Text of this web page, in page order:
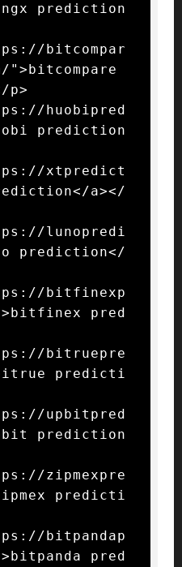
prediction
bitcompar
">bitcompare
p>
huobipred
prediction
xtpredict
a></
lunopredi
prediction</
bitfinexp
pred
bitruepre
predicti
upbitpred
prediction
zipmexpre
predicti
bitpandap
pred